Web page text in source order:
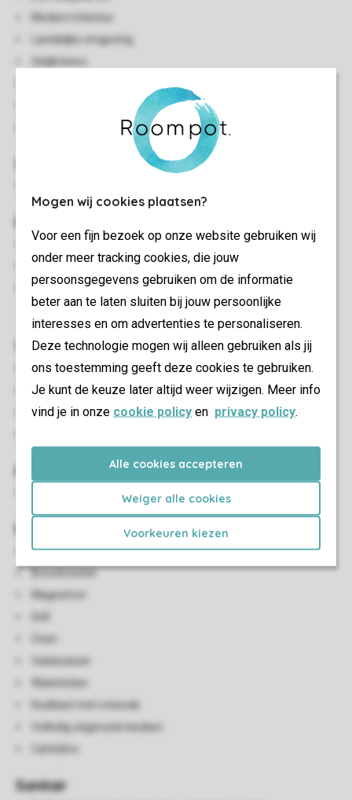
Mogen wij cookies plaatsen?
Voor een fijn bezoek op onze website gebruiken wij
onder meer tracking cookies, die jouw
persoonsgegevens gebruiken om de informatie
beter aan te laten sluiten bij jouw persoonlijke
interesses en om advertenties te personaliseren.
Deze technologie mogen wij alleen gebruiken als jij
ons toestemming geeft deze cookies te gebruiken.
Je kunt de keuze later altijd weer wijzigen. Meer info
vind je in onze cookie policy en privacy policy.
Alle cookies accepteren
Weiger alle cookies
Voorkeuren kiezen
Modern interieur
Landelijke omgeving
Gelijkvloers
Enkele traptreden naar accommodatie
Terrasmeubilair
Hottub
Maximaal één auto parkeren in de buurt van de
accommodatie
Woon-/eetkamer
Zithoek
Eethoek
Flatscreen-tv
Kindervoorzieningen
Kinderzitje (op aanvraag en tegen betaling)
Open keuken
Broodrooster
Magnetron
Oven
Vaatwasser
Waterkoker
Koelkast met vriesvak
Volledig uitgeruste keuken
Sanitair